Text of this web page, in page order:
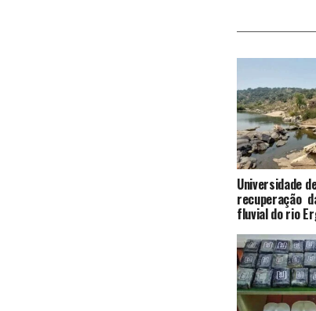
Universidade
recuperação
fluvial do rio